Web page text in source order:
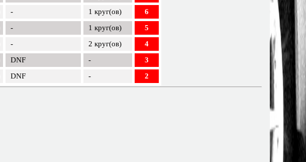
- 1 круг(ов)
6
- 1 круг(ов)
5
- 2 круг(ов)
4
DNF -
3
DNF - 2